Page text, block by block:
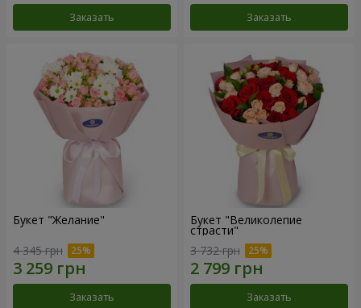
Заказать Заказать
Букет "Желание"
4 345 грн
Заказать
Букет "Великолепие
страсти"
3 732 грн
Заказать